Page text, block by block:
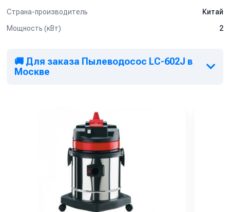
Страна-производитель
Китай
Мощность (кВт)
2
🚚 Для заказа Пылеводосос LC-602J в
Москве